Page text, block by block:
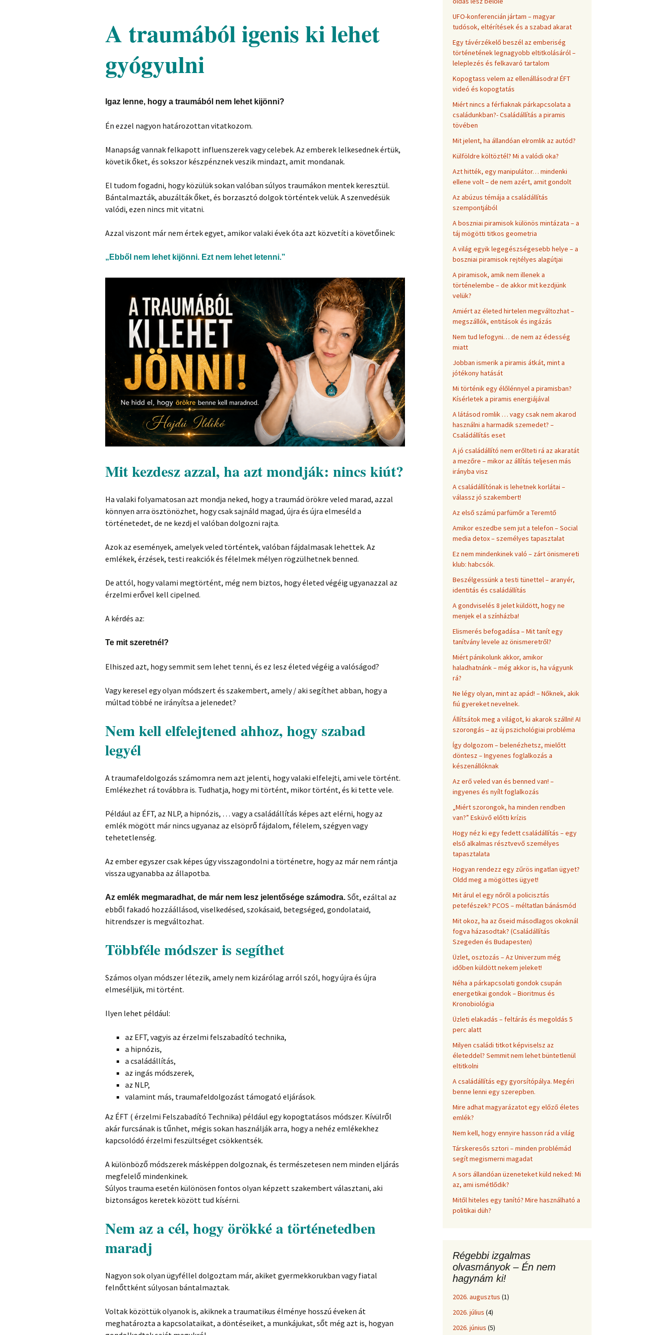
A traumából igenis ki lehet
gyógyulni
Igaz lenne, hogy a traumából nem lehet kijönni?
Én ezzel nagyon határozottan vitatkozom.
Manapság vannak felkapott influenszerek vagy celebek. Az emberek lelkesednek értük,
követik őket, és sokszor készpénznek veszik mindazt, amit mondanak.
El tudom fogadni, hogy közülük sokan valóban súlyos traumákon mentek keresztül.
Bántalmazták, abuzálták őket, és borzasztó dolgok történtek velük. A szenvedésük
valódi, ezen nincs mit vitatni.
Azzal viszont már nem értek egyet, amikor valaki évek óta azt közvetíti a követőinek:
„Ebből nem lehet kijönni. Ezt nem lehet letenni.”
Mit kezdesz azzal, ha azt mondják: nincs kiút?
Ha valaki folyamatosan azt mondja neked, hogy a traumád örökre veled marad, azzal
könnyen arra ösztönözhet, hogy csak sajnáld magad, újra és újra elmeséld a
történetedet, de ne kezdj el valóban dolgozni rajta.
Azok az események, amelyek veled történtek, valóban fájdalmasak lehettek. Az
emlékek, érzések, testi reakciók és félelmek mélyen rögzülhetnek benned.
De attól, hogy valami megtörtént, még nem biztos, hogy életed végéig ugyanazzal az
érzelmi erővel kell cipelned.
A kérdés az:
Te mit szeretnél?
Elhiszed azt, hogy semmit sem lehet tenni, és ez lesz életed végéig a valóságod?
Vagy keresel egy olyan módszert és szakembert, amely / aki segíthet abban, hogy a
múltad többé ne irányítsa a jelenedet?
Nem kell elfelejtened ahhoz, hogy szabad
legyél
A traumafeldolgozás számomra nem azt jelenti, hogy valaki elfelejti, ami vele történt.
Emlékezhet rá továbbra is. Tudhatja, hogy mi történt, mikor történt, és ki tette vele.
Például az ÉFT, az NLP, a hipnózis, … vagy a családállítás képes azt elérni, hogy az
emlék mögött már nincs ugyanaz az elsöprő fájdalom, félelem, szégyen vagy
tehetetlenség.
Az ember egyszer csak képes úgy visszagondolni a történetre, hogy az már nem rántja
vissza ugyanabba az állapotba.
Az emlék megmaradhat, de már nem lesz jelentősége számodra. Sőt, ezáltal az
ebből fakadó hozzáállásod, viselkedésed, szokásaid, betegséged, gondolataid,
hitrendszer is megváltozhat.
Többféle módszer is segíthet
Számos olyan módszer létezik, amely nem kizárólag arról szól, hogy újra és újra
elmeséljük, mi történt.
Ilyen lehet például:
az EFT, vagyis az érzelmi felszabadító technika,
a hipnózis,
a családállítás,
az ingás módszerek,
az NLP,
valamint más, traumafeldolgozást támogató eljárások.
Az ÉFT ( érzelmi Felszabadító Technika) például egy kopogtatásos módszer. Kívülről
akár furcsának is tűnhet, mégis sokan használják arra, hogy a nehéz emlékekhez
kapcsolódó érzelmi feszültséget csökkentsék.
A különböző módszerek másképpen dolgoznak, és természetesen nem minden eljárás
megfelelő mindenkinek.
Súlyos trauma esetén különösen fontos olyan képzett szakembert választani, aki
biztonságos keretek között tud kísérni.
Nem az a cél, hogy örökké a történetedben
maradj
Nagyon sok olyan ügyféllel dolgoztam már, akiket gyermekkorukban vagy fiatal
felnőttként súlyosan bántalmaztak.
Voltak közöttük olyanok is, akiknek a traumatikus élménye hosszú éveken át
meghatározta a kapcsolataikat, a döntéseiket, a munkájukat, sőt még azt is, hogyan
UFO-konferencián jártam – magyar
tudósok, eltérítések és a szabad akarat
Egy távérzékelő beszél az emberiség
történetének legnagyobb eltitkolásáról –
leleplezés és felkavaró tartalom
Kopogtass velem az ellenállásodra! ÉFT
videó és kopogtatás
Miért nincs a férfiaknak párkapcsolata a
családunkban?- Családállítás a piramis
tövében
Mit jelent, ha állandóan elromlik az autód?
Külföldre költöztél? Mi a valódi oka?
Azt hitték, egy manipulátor… mindenki
ellene volt – de nem azért, amit gondolt
Az abúzus témája a családállítás
szempontjából
A boszniai piramisok különös mintázata – a
táj mögötti titkos geometria
A világ egyik legegészségesebb helye – a
boszniai piramisok rejtélyes alagútjai
A piramisok, amik nem illenek a
történelembe – de akkor mit kezdjünk
velük?
Amiért az életed hirtelen megváltozhat –
megszállók, entitások és ingázás
Nem tud lefogyni… de nem az édesség
miatt
Jobban ismerik a piramis átkát, mint a
jótékony hatását
Mi történik egy élőlénnyel a piramisban?
Kísérletek a piramis energiájával
A látásod romlik … vagy csak nem akarod
használni a harmadik szemedet? –
Családállítás eset
A jó családállító nem erőlteti rá az akaratát
a mezőre – mikor az állítás teljesen más
irányba visz
A családállítónak is lehetnek korlátai –
válassz jó szakembert!
Az első számú parfümőr a Teremtő
Amikor eszedbe sem jut a telefon – Social
media detox – személyes tapasztalat
Ez nem mindenkinek való – zárt önismereti
klub: habcsók.
Beszélgessünk a testi tünettel – aranyér,
identitás és családállítás
A gondviselés 8 jelet küldött, hogy ne
menjek el a színházba!
Elismerés befogadása – Mit tanít egy
tanítvány levele az önismeretről?
Miért pánikolunk akkor, amikor
haladhatnánk – még akkor is, ha vágyunk
rá?
Ne légy olyan, mint az apád! – Nőknek, akik
fiú gyereket nevelnek.
Állítsátok meg a világot, ki akarok szállni! AI
szorongás – az új pszichológiai probléma
Így dolgozom – belenézhetsz, mielőtt
döntesz – Ingyenes foglalkozás a
készenállóknak
Az erő veled van és benned van! –
ingyenes és nyílt foglalkozás
„Miért szorongok, ha minden rendben
van?” Esküvő előtti krízis
Hogy néz ki egy fedett családállítás – egy
első alkalmas résztvevő személyes
tapasztalata
Hogyan rendezz egy zűrös ingatlan ügyet?
Oldd meg a mögöttes ügyet!
Mit árul el egy nőről a policisztás
petefészek? PCOS – méltatlan bánásmód
Mit okoz, ha az őseid másodlagos okoknál
fogva házasodtak? (Családállítás
Szegeden és Budapesten)
Üzlet, osztozás – Az Univerzum még
időben küldött nekem jeleket!
Néha a párkapcsolati gondok csupán
energetikai gondok – Bioritmus és
Kronobiológia
Üzleti elakadás – feltárás és megoldás 5
perc alatt
Milyen családi titkot képviselsz az
életeddel? Semmit nem lehet büntetlenül
eltitkolni
A családállítás egy gyorsítópálya. Megéri
benne lenni egy szerepben.
Mire adhat magyarázatot egy előző életes
emlék?
Nem kell, hogy ennyire hasson rád a világ
Társkeresős sztori – minden problémád
segít megismerni magadat
A sors állandóan üzeneteket küld neked: Mi
az, ami ismétlődik?
Mitől hiteles egy tanító? Mire használható a
politikai düh?
Régebbi izgalmas
olvasmányok – Én nem
hagynám ki!
2026. augusztus (1)
2026. július (4)
2026. június (5)